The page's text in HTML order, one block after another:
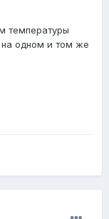
температуры
на одном и том же